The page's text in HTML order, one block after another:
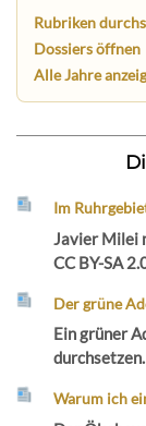
Rubriken
Dossiers öffnen
Alle Jahre
Im
Javier Milei
CC BY-SA
Der grüne
Ein grüner
Warum ich